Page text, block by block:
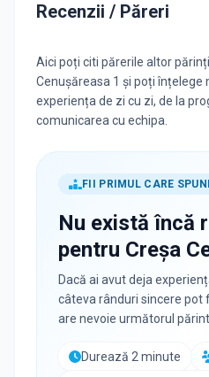
Recenzii / Păreri
Aici poți citi părerile altor
Cenușăreasa 1 și poți înțelege
experiența de zi cu zi, de la
comunicarea cu echipa.
FII PRIMUL CARE
Nu există încă
pentru Creșa
Dacă ai avut deja
câteva rânduri sincere pot
are nevoie următorul
Durează 2 minute